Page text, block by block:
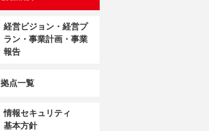
経営ビジョン・経営プ
ラン・事業計画・事業
報告
拠点一覧
情報セキュリティ
基本方針